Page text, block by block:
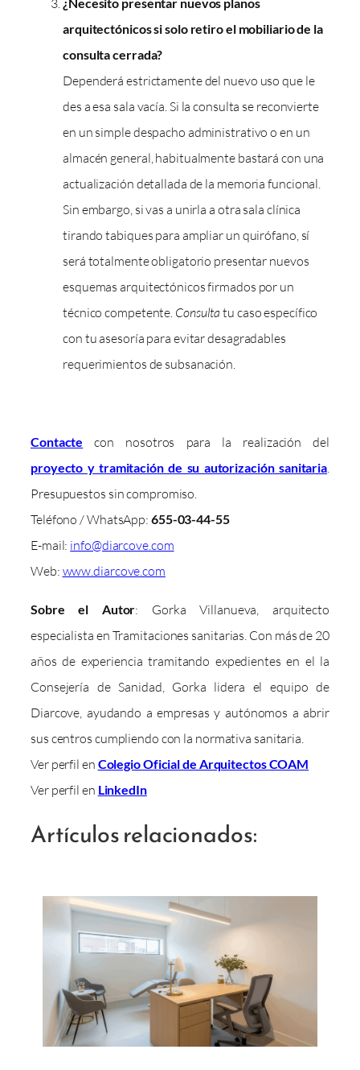
¿Necesito presentar nuevos planos
arquitectónicos si solo retiro el mobiliario de la
consulta cerrada?
Dependerá estrictamente del nuevo uso que le
des a esa sala vacía. Si la consulta se reconvierte
en un simple despacho administrativo o en un
almacén general, habitualmente bastará con una
actualización detallada de la memoria funcional.
Sin embargo, si vas a unirla a otra sala clínica
tirando tabiques para ampliar un quirófano, sí
será totalmente obligatorio presentar nuevos
esquemas arquitectónicos firmados por un
técnico competente. Consulta tu caso específico
con tu asesoría para evitar desagradables
requerimientos de subsanación.
Contacte con nosotros para la realización del
proyecto y tramitación de su autorización sanitaria
Presupuestos sin compromiso.
Teléfono / WhatsApp: 655-03-44-55
E-mail: info@diarcove.com
Web: www.diarcove.com
Sobre el Autor: Gorka Villanueva, arquitecto
especialista en Tramitaciones sanitarias. Con más de 20
años de experiencia tramitando expedientes en el la
Consejería de Sanidad, Gorka lidera el equipo de
Diarcove, ayudando a empresas y autónomos a abrir
sus centros cumpliendo con la normativa sanitaria.
Ver perfil en Colegio Oficial de Arquitectos COAM
Ver perfil en LinkedIn
Artículos relacionados: